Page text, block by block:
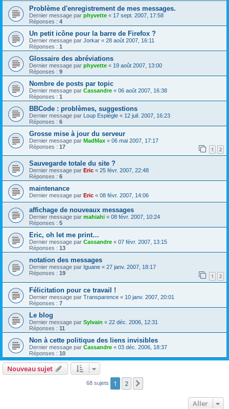
Problème d'enregistrement de mes messages.
Dernier message par phyvette « 17 sept. 2007, 17:58
Réponses : 4
Un petit icône pour la barre de Firefox ?
Dernier message par Jorkar « 28 août 2007, 16:11
Réponses : 1
Glossaire des abréviations
Dernier message par phyvette « 19 août 2007, 13:00
Réponses : 9
Nombre de posts par topic
Dernier message par Cassandre « 06 août 2007, 16:38
Réponses : 1
BBCode : problèmes, suggestions
Dernier message par Loup Espiègle « 12 juil. 2007, 16:23
Réponses : 6
Grosse mise à jour du serveur
Dernier message par MadMax « 06 mai 2007, 17:17
Réponses : 17 1 2
Sauvegarde totale du site ?
Dernier message par Eric « 25 févr. 2007, 22:48
Réponses : 6
maintenance
Dernier message par Eric « 08 févr. 2007, 14:06
affichage de nouveaux messages
Dernier message par mahiahi « 08 févr. 2007, 10:24
Réponses : 5
Eric, oh let me print…
Dernier message par Cassandre « 07 févr. 2007, 13:15
Réponses : 13
notation des messages
Dernier message par Iguane « 27 janv. 2007, 18:17
Réponses : 19 1 2
Félicitation pour ce travail !
Dernier message par Transparence « 10 janv. 2007, 20:01
Réponses : 7
Le blog
Dernier message par Sylvain « 22 déc. 2006, 12:31
Réponses : 11
Non à cette politique des liens invisibles
Dernier message par Cassandre « 03 déc. 2006, 18:37
Réponses : 10
Nouveau sujet
68 sujets 1 2
Aller